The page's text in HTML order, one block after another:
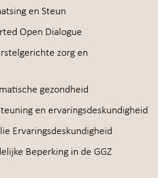
en Steun
Open Dialogue
zorg en
gezondheid
en ervaringsdeskundigheid
Ervaringsdeskundigheid
Beperking in de GGZ